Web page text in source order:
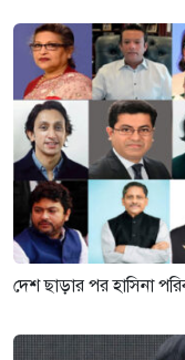
দেশ ছাড়ার পর হাসিনা